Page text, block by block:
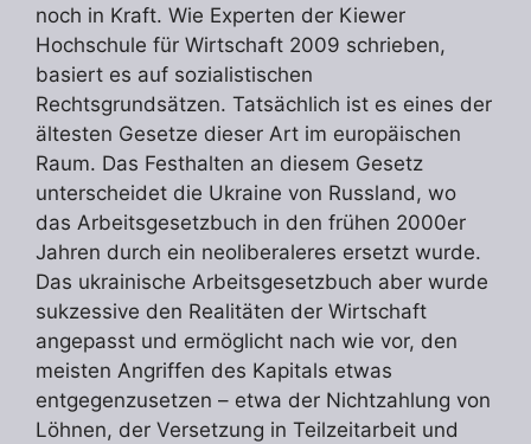
noch in Kraft. Wie Experten der Kiewer
Hochschule für Wirtschaft 2009 schrieben,
basiert es auf sozialistischen
Rechtsgrundsätzen. Tatsächlich ist es eines der
ältesten Gesetze dieser Art im europäischen
Raum. Das Festhalten an diesem Gesetz
unterscheidet die Ukraine von Russland, wo
das Arbeitsgesetzbuch in den frühen 2000er
Jahren durch ein neoliberaleres ersetzt wurde.
Das ukrainische Arbeitsgesetzbuch aber wurde
sukzessive den Realitäten der Wirtschaft
angepasst und ermöglicht nach wie vor, den
meisten Angriffen des Kapitals etwas
entgegenzusetzen – etwa der Nichtzahlung von
Löhnen, der Versetzung in Teilzeitarbeit und